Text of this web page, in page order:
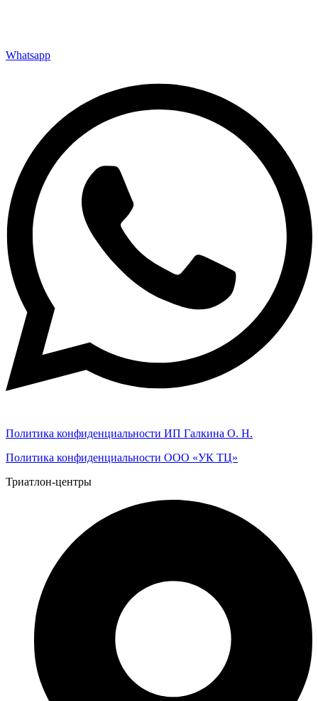
Whatsapp
Политика конфиденциальности ИП Галкина О. Н.
Политика конфиденциальности ООО «УК ТЦ»
Триатлон-центры